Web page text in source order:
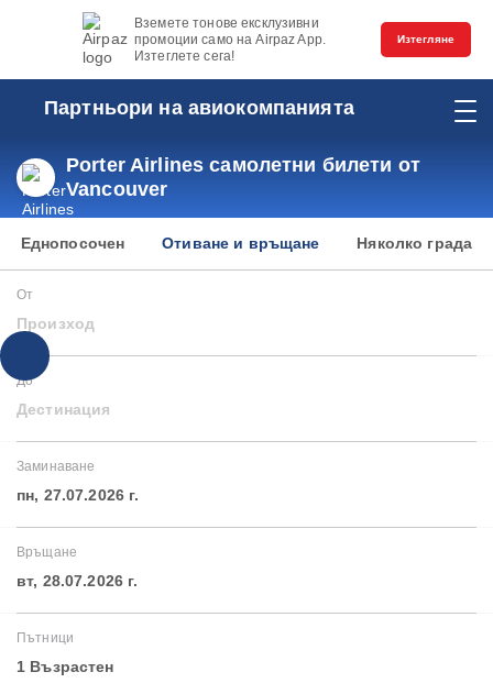
Вземете тонове ексклузивни
промоции само на Airpaz App.
Изтеглете сега!
Изтегляне
Партньори на авиокомпанията
Porter Airlines самолетни билети от
Vancouver
Еднопосочен Отиване и връщане Няколко града
От
Произход
До
Дестинация
Заминаване
пн, 27.07.2026 г.
Връщане
вт, 28.07.2026 г.
Пътници
1 Възрастен